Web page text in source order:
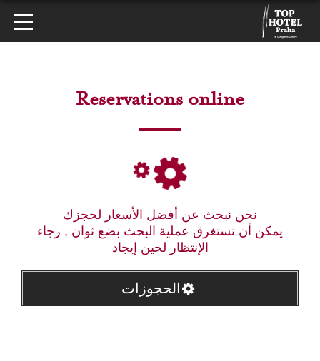
Reservations online
نحن نبحث عن أفضل الأسعار لحجزك
يمكن أن تستغرق عملية البحث بضع ثوان , رجاء
الإنتظار لحين إيجاد
الحجوزات